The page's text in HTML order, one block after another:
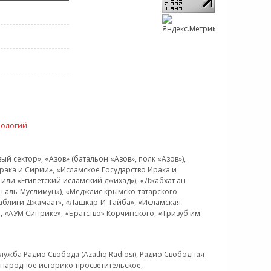
.
«Азов» (батальон «Азов», полк «Азов»),
и Сирии», «Исламское Государство Ирака и
«Египетский исламский джихад»), «Джабхат ан-
Муслимун»), «Меджлис крымско-татарского
Джамаат», «Лашкар-И-Тайба», «Исламская
Синрике», «Братство» Корчинского, «Тризуб им.
Радио Свобода (Azatliq Radiosi), Радио Свободная
историко-просветительское,